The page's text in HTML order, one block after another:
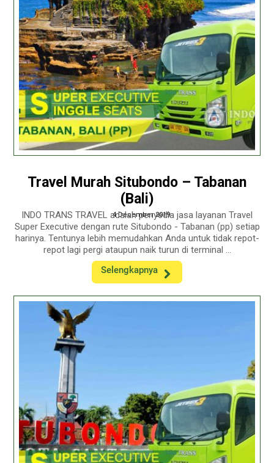
Travel Murah Situbondo – Tabanan
(Bali)
4 December 2019
INDO TRANS TRAVEL adalah penyedia jasa layanan Travel
Super Executive dengan rute Situbondo - Tabanan (pp) setiap
harinya. Tentunya lebih memudahkan Anda untuk tidak repot-
repot lagi pergi ataupun naik turun di terminal ...
Selengkapnya